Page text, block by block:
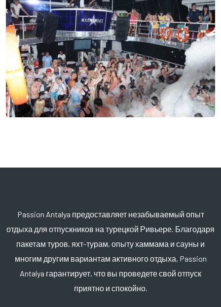
Passion Antalya предоставляет незабываемый опыт
отдыха для отпускников на турецкой Ривьере. Благодаря
пакетам туров, яхт-турам, опыту хаммама и сауны и
многим другим вариантам активного отдыха, Passion
Antalya гарантирует, что вы проведете свой отпуск
приятно и спокойно.